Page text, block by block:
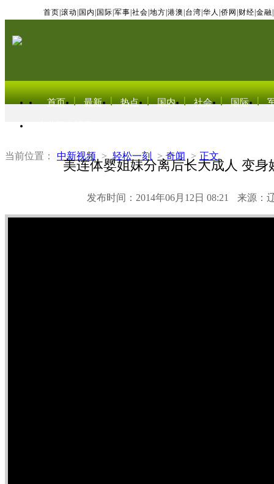
首页 滚动 国内 国际 军事 社会 地方 港澳 台湾 华人 侨网 财经 金融
首页 最新 热点 国内 社会 国际
当前位置： 中新视频 > 轻松一刻 > 奇闻 > 正文
美连体婴姐妹分离后长大成人 变身
发布时间：2014年06月12日 08:21 来源：